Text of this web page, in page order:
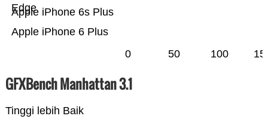
Apple iPhone 6 Plus
Apple iPhone 6s Plus
Edge
0 50 100
GFXBench Manhattan 3.1
Tinggi lebih Baik